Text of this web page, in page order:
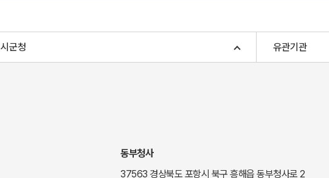
귀농귀촌종합지원센터
부동산중개보수 안내 조상 땅 찾기
경북e맛(음식정보)
도립예술단 공연소개 동락관
시군청 유관기관
동부청사
37563 경상북도 포항시 북구 흥해읍 동부청사로 2